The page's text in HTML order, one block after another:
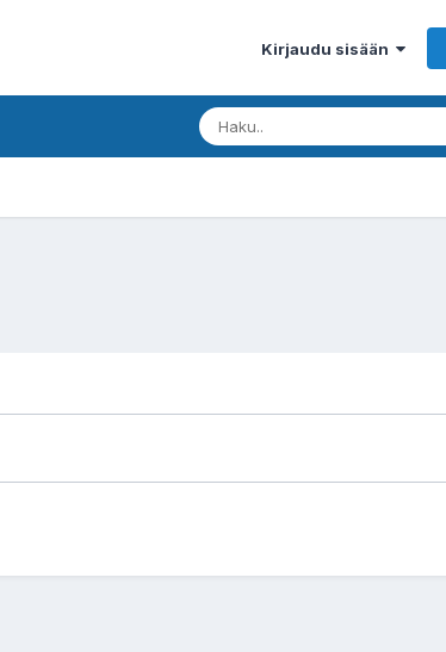
Kirjaudu sisään